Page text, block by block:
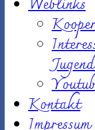
Kontakt